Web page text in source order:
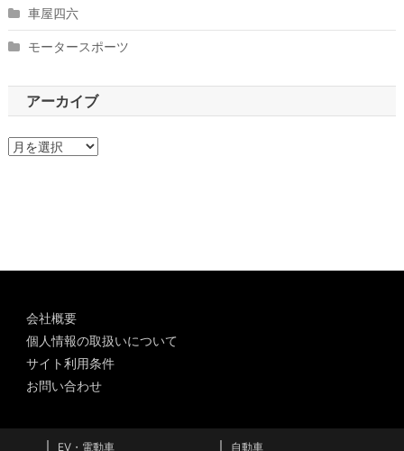
車屋四六
モータースポーツ
アーカイブ
ア
会社概要
個人情報の取扱いについて
サイト利用条件
お問い合わせ
EV・電動車 自動車